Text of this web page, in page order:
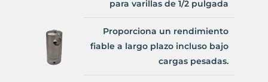
para varillas de 1/2 pulgada
Proporciona un rendimiento
fiable a largo plazo incluso bajo
cargas pesadas.